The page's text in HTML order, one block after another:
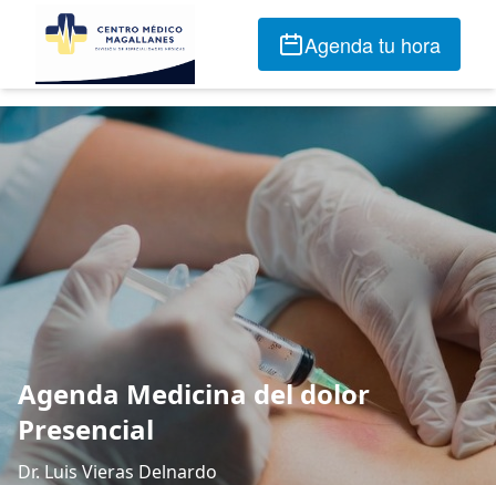
Agenda tu hora
Agenda Medicina del dolor
Presencial
Dr. Luis Vieras Delnardo